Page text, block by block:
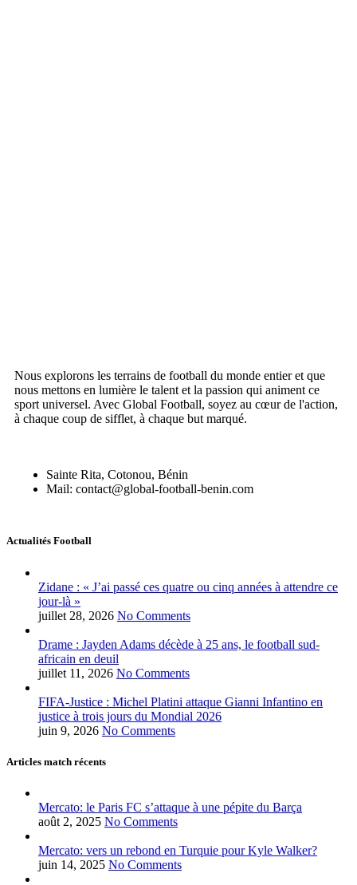
Nous explorons les terrains de football du monde entier et que
nous mettons en lumière le talent et la passion qui animent ce
sport universel. Avec Global Football, soyez au cœur de l'action,
à chaque coup de sifflet, à chaque but marqué.
Sainte Rita, Cotonou, Bénin
Mail: contact@global-football-benin.com
Actualités Football
Zidane : « J’ai passé ces quatre ou cinq années à attendre ce
jour-là »
juillet 28, 2026 No Comments
Drame : Jayden Adams décède à 25 ans, le football sud-
africain en deuil
juillet 11, 2026 No Comments
FIFA-Justice : Michel Platini attaque Gianni Infantino en
justice à trois jours du Mondial 2026
juin 9, 2026 No Comments
Articles match récents
Mercato: le Paris FC s’attaque à une pépite du Barça
août 2, 2025 No Comments
Mercato: vers un rebond en Turquie pour Kyle Walker?
juin 14, 2025 No Comments